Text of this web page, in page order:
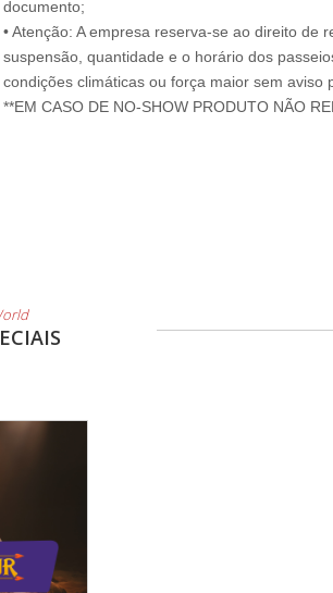
documento;
• Atenção: A empresa reserva-se ao direito de
suspensão, quantidade e o horário dos
condições climáticas ou força maior sem aviso